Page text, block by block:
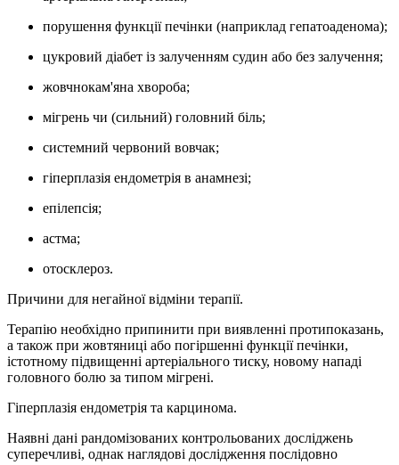
порушення функції печінки (наприклад гепатоаденома);
цукровий діабет із залученням судин або без залучення;
жовчнокам'яна хвороба;
мігрень чи (сильний) головний біль;
системний червоний вовчак;
гіперплазія ендометрія в анамнезі;
епілепсія;
астма;
отосклероз.
Причини для негайної відміни терапії.
Терапію необхідно припинити при виявленні протипоказань,
а також при жовтяниці або погіршенні функції печінки,
істотному підвищенні артеріального тиску, новому нападі
головного болю за типом мігрені.
Гіперплазія ендометрія та карцинома.
Наявні дані рандомізованих контрольованих досліджень
суперечливі, однак наглядові дослідження послідовно